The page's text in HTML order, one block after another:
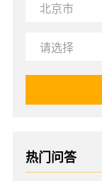
热门问答